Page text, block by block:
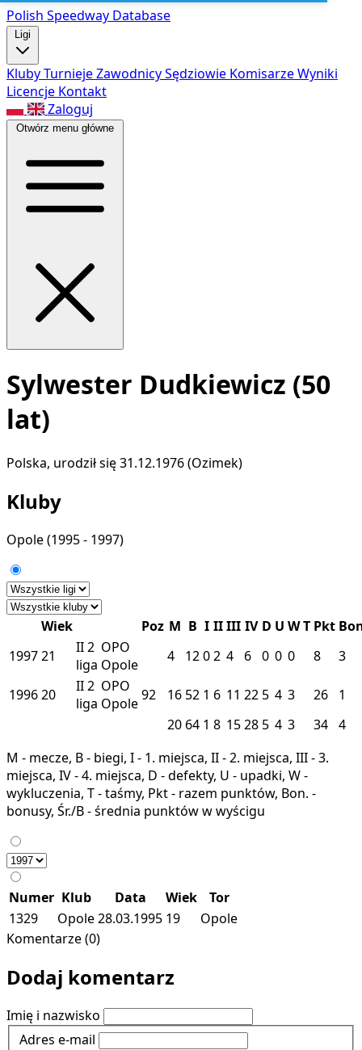
Polish Speedway Database
Ligi
KlubyTurniejeZawodnicySędziowie KomisarzeWyniki
Licencje Kontakt
Zaloguj
Otwórz menu główne
Sylwester Dudkiewicz (50
lat)
Polska, urodził się 31.12.1976 (Ozimek)
Kluby
Opole(1995 - 1997)
Wiek Poz M B I IIIII IV D U WT Pkt
199721 II2
liga
OPO
Opole
4 1202 4 6 0 0 0 8 3
199620 II2
liga
OPO
Opole92 16 52 1 6 11 22 5 4 3 26
1
20 64 1 8 1528 5 4 3 34 4
M - mecze, B - biegi, I - 1. miejsca, II - 2. miejsca, III - 3.
miejsca, IV - 4. miejsca, D - defekty, U - upadki, W -
wykluczenia, T - taśmy, Pkt - razem punktów, Bon. -
bonusy, Śr./B - średnia punktów w wyścigu
Numer Klub Data Wiek
Tor
1329
Opole28.03.1995 19
Opole
Komentarze (0)
Dodaj komentarz
Imię i nazwisko
Adres e-mail